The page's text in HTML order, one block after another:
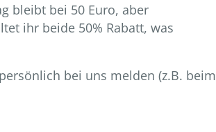
bleibt bei 50 Euro, aber
ihr beide 50% Rabatt, was
bei uns melden (z.B. beim